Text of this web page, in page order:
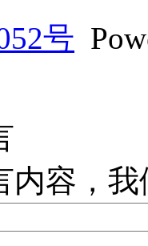
号
内容，